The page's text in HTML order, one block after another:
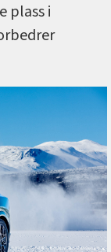
plass i